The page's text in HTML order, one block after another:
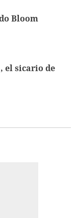
Bloom
el sicario de